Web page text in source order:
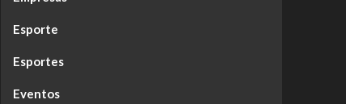
Esporte
Esportes
Eventos